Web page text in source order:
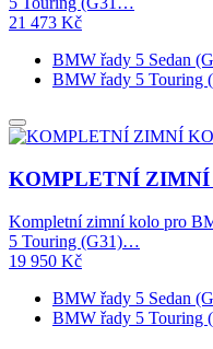
21 473 Kč
BMW řady 5 Sedan
BMW řady 5 Touring
KOMPLETNÍ
Kompletní zimní kolo pro
5 Touring (G31)…
19 950 Kč
BMW řady 5 Sedan
BMW řady 5 Touring